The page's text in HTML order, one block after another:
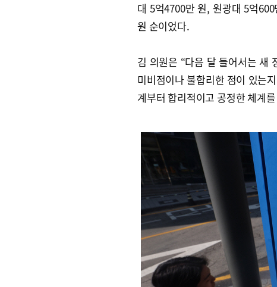
대 5억4700만 원, 원광대 5억
원 순이었다.
김 의원은 “다음 달 들어서는 새
미비점이나 불합리한 점이 있는
계부터 합리적이고 공정한 체계